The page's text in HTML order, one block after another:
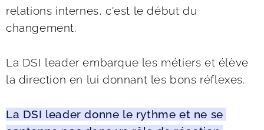
relations internes, c'est le début du
changement.
La DSI leader embarque les métiers et élève
la direction en lui donnant les bons réflexes.
La DSI leader donne le rythme et ne se